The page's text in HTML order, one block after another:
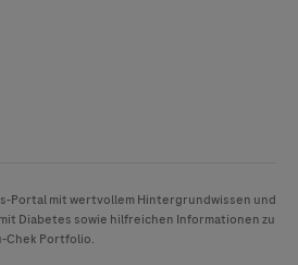
Portal mit wertvollem Hintergrundwissen und
Diabetes sowie hilfreichen Informationen zu
Chek Portfolio.